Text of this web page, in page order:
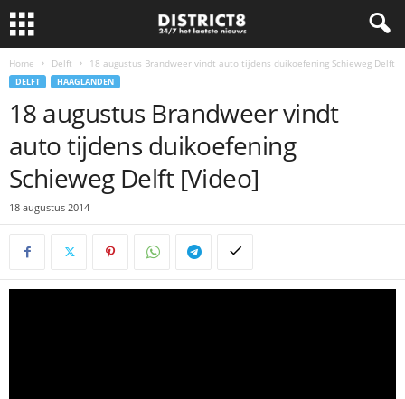
Home Delft 18 augustus Brandweer vindt auto tijdens duikoefening Schieweg Delft
DELFT HAAGLANDEN
18 augustus Brandweer vindt
auto tijdens duikoefening
Schieweg Delft [Video]
18 augustus 2014